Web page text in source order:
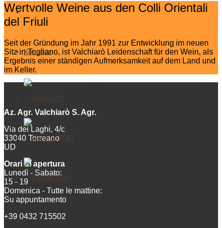
News
Kontakte
Wertvolle Weine aus den Colli Orientali
del Friuli
Seit der Gründung im Jahr 1991 zur Entwicklung im neuen
Sitz in Togliano, ist Valchiarò Leidenschaft für den Wein, als
Ergebnis einer ständigen Aufmerksamkeit auf dem Land und
im Keller.
Az. Agr. Valchiarò S. Agr.
Via dei Laghi, 4/c
33040 Torreano
UD
Orari di apertura
Lunedì - Sabato:
15 - 19
Domenica - Tutte le mattine:
Su appuntamento
+39 0432 715502